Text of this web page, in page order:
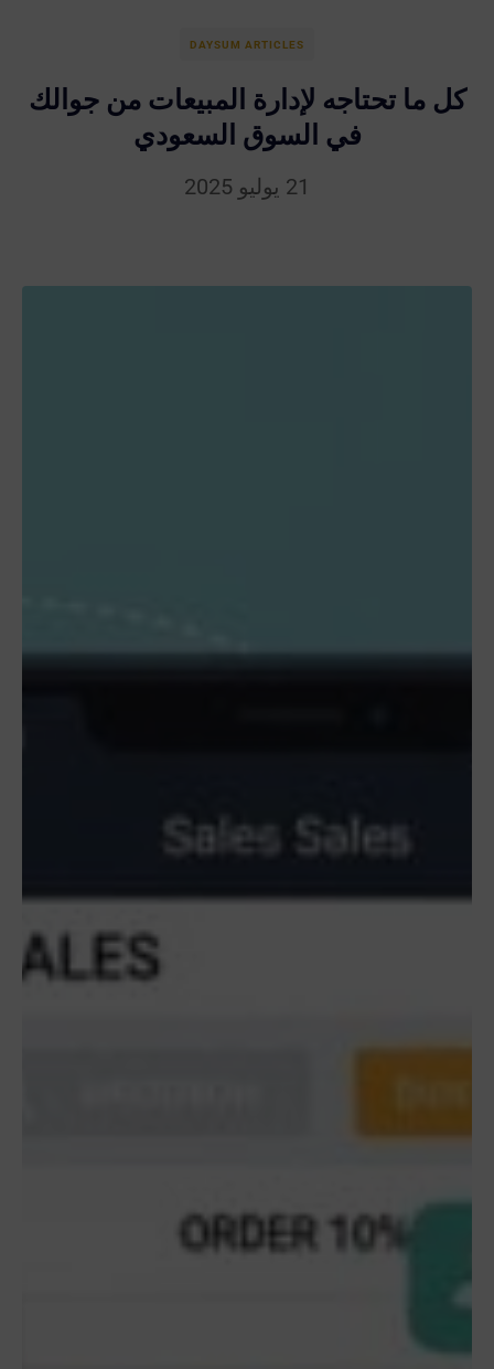
DAYSUM ARTICLES
كل ما تحتاجه لإدارة المبيعات من جوالك
في السوق السعودي
21 يوليو 2025